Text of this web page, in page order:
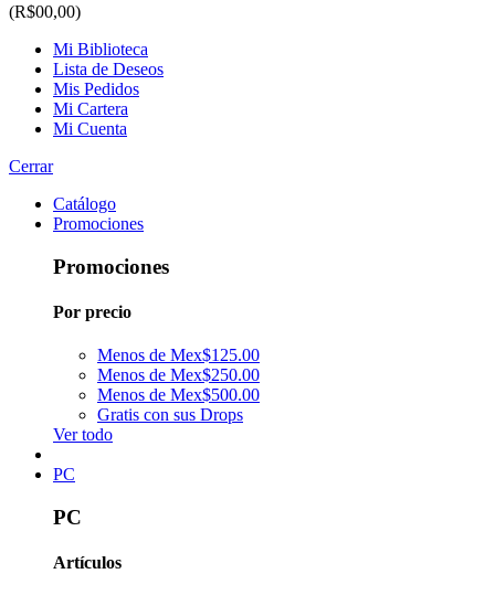
(R$00,00)
Mi Biblioteca
Lista de Deseos
Mis Pedidos
Mi Cartera
Mi Cuenta
Cerrar
Catálogo
Promociones
Promociones
Por precio
Menos de Mex$125.00
Menos de Mex$250.00
Menos de Mex$500.00
Gratis con sus Drops
Ver todo
PC
PC
Artículos